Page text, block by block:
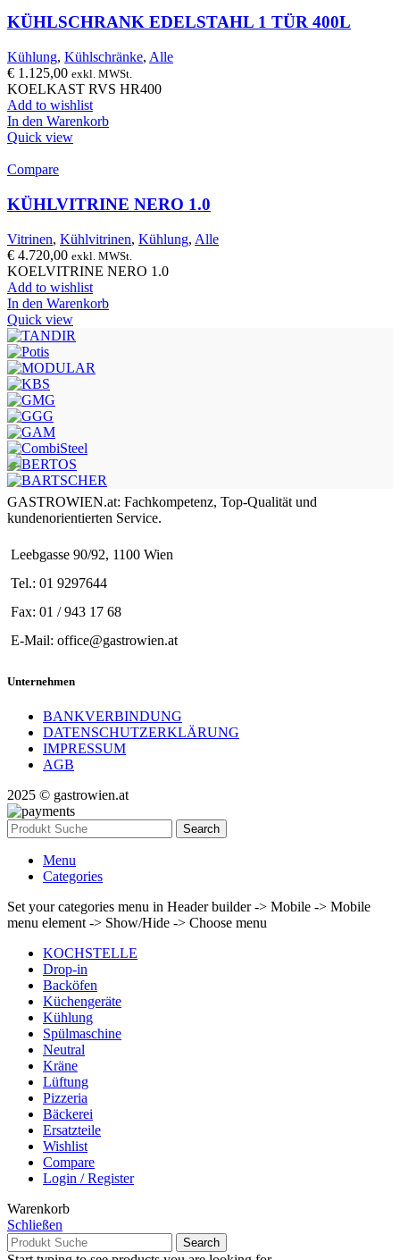
KÜHLSCHRANK EDELSTAHL 1 TÜR 400L
Kühlung, Kühlschränke, Alle
€ 1.125,00 exkl. MWSt.
KOELKAST RVS HR400
Add to wishlist
In den Warenkorb
Quick view
Compare
KÜHLVITRINE NERO 1.0
Vitrinen, Kühlvitrinen, Kühlung, Alle
€ 4.720,00 exkl. MWSt.
KOELVITRINE NERO 1.0
Add to wishlist
In den Warenkorb
Quick view
GASTROWIEN.at: Fachkompetenz, Top-Qualität und
kundenorientierten Service.
Leebgasse 90/92, 1100 Wien
Tel.: 01 9297644
Fax: 01 / 943 17 68
E-Mail: office@gastrowien.at
Unternehmen
BANKVERBINDUNG
DATENSCHUTZERKLÄRUNG
IMPRESSUM
AGB
2025 © gastrowien.at
Search
Menu
Categories
Set your categories menu in Header builder -> Mobile -> Mobile
menu element -> Show/Hide -> Choose menu
KOCHSTELLE
Drop-in
Backöfen
Küchengeräte
Kühlung
Spülmaschine
Neutral
Kräne
Lüftung
Pizzeria
Bäckerei
Ersatzteile
Wishlist
Compare
Login / Register
Warenkorb
Schließen
Search